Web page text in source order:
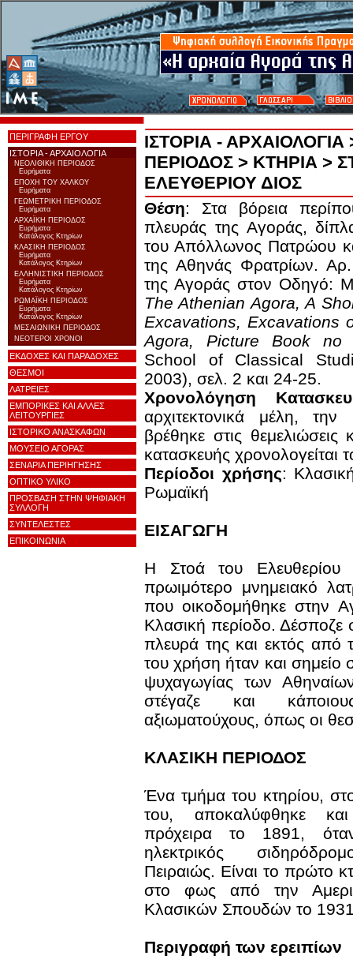
ΠΕΡΙΓΡΑΦΗ ΕΡΓΟΥ
ΙΣΤΟΡΙΑ - ΑΡΧΑΙΟΛΟΓΙΑ
ΝΕΟΛΙΘΙΚΗ ΠΕΡΙΟΔΟΣ
Ευρήματα
ΕΠΟΧΗ ΤΟΥ ΧΑΛΚΟΥ
Ευρήματα
ΓΕΩΜΕΤΡΙΚΗ ΠΕΡΙΟΔΟΣ
Ευρήματα
ΑΡΧΑΪΚΗ ΠΕΡΙΟΔΟΣ
Ευρήματα
Κατάλογος Κτηρίων
ΚΛΑΣΙΚΗ ΠΕΡΙΟΔΟΣ
Ευρήματα
Κατάλογος Κτηρίων
ΕΛΛΗΝΙΣΤΙΚΗ ΠΕΡΙΟΔΟΣ
Ευρήματα
Κατάλογος Κτηρίων
ΡΩΜΑΪΚΗ ΠΕΡΙΟΔΟΣ
Ευρήματα
Κατάλογος Κτηρίων
ΜΕΣΑΙΩΝΙΚΗ ΠΕΡΙΟΔΟΣ
ΝΕΟΤΕΡΟΙ ΧΡΟΝΟΙ
ΕΚΔΟΧΕΣ ΚΑΙ ΠΑΡΑΔΟΧΕΣ
ΘΕΣΜΟΙ
ΛΑΤΡΕΙΕΣ
ΕΜΠΟΡΙΚΕΣ ΚΑΙ ΑΛΛΕΣ
ΛΕΙΤΟΥΡΓΙΕΣ
ΙΣΤΟΡΙΚΟ ΑΝΑΣΚΑΦΩΝ
ΜΟΥΣΕΙΟ ΑΓΟΡΑΣ
ΣΕΝΑΡΙΑ ΠΕΡΙΗΓΗΣΗΣ
ΟΠΤΙΚΟ ΥΛΙΚΟ
ΠΡΟΣΒΑΣΗ ΣΤΗΝ ΨΗΦΙΑΚΗ
ΣΥΛΛΟΓΗ
ΣΥΝΤΕΛΕΣΤΕΣ
ΕΠΙΚΟΙΝΩΝΙΑ
ΙΣΤΟΡΙΑ - ΑΡΧΑΙΟΛΟΓΙΑ
ΠΕΡΙΟΔΟΣ > ΚΤΗΡΙΑ >
ΕΛΕΥΘΕΡΙΟΥ ΔΙΟΣ
Θέση: Στα βόρεια
πλευράς της Αγοράς,
του Απόλλωνος Πατρώου
της Αθηνάς Φρατρίων.
της Αγοράς στον Οδηγό:
The Athenian Agora, A
Excavations, Excavations
Agora, Picture Book no
School of Classical
2003), σελ. 2 και 24-25.
Χρονολόγηση
αρχιτεκτονικά μέλη,
βρέθηκε στις θεμελιώσεις
κατασκευής
Περίοδοι χρήσης:
Ρωμαϊκή
ΕΙΣΑΓΩΓΗ
Η Στοά του Ελευθερίου
πρωιμότερο μνημειακό
που οικοδομήθηκε στην
Κλασική περίοδο. Δέσποζε
πλευρά της και εκτός από
του χρήση ήταν και σημείο
ψυχαγωγίας των
στέγαζε και
αξιωματούχους, όπως οι
ΚΛΑΣΙΚΗ ΠΕΡΙΟΔΟΣ
Ένα τμήμα του κτηρίου,
του, αποκαλύφθηκε
πρόχειρα το 1891,
ηλεκτρικός
Πειραιώς. Είναι το πρώτο
στο φως από την
Κλασικών Σπουδών το
Περιγραφή των ερειπίων